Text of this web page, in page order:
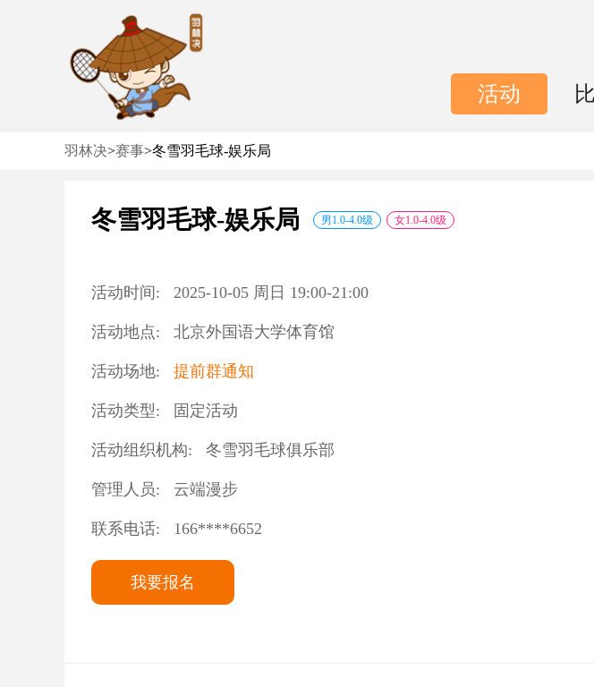
活动
羽林决>赛事>冬雪羽毛球-娱乐局
冬雪羽毛球-娱乐局 男1.0-4.0级 女1.0-4.0级
活动时间: 2025-10-05 周日 19:00-21:00
活动地点: 北京外国语大学体育馆
活动场地: 提前群通知
活动类型: 固定活动
活动组织机构: 冬雪羽毛球俱乐部
管理人员: 云端漫步
联系电话: 166****6652
我要报名